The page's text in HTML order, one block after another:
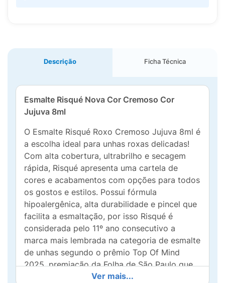
Descrição Ficha Técnica
Esmalte Risqué Nova Cor Cremoso Cor
Jujuva 8ml
O Esmalte Risqué Roxo Cremoso Jujuva 8ml é
a escolha ideal para unhas roxas delicadas!
Com alta cobertura, ultrabrilho e secagem
rápida, Risqué apresenta uma cartela de
cores e acabamentos com opções para todos
os gostos e estilos. Possui fórmula
hipoalergênica, alta durabilidade e pincel que
facilita a esmaltação, por isso Risqué é
considerada pelo 11º ano consecutivo a
marca mais lembrada na categoria de esmalte
de unhas segundo o prêmio Top Of Mind
2025, premiação da Folha de São Paulo que
avalia a relevância das marcas para os
Ver mais...